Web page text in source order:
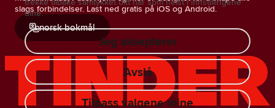
slags forbindelser. Last ned gratis på iOS og Android.
norsk bokmål
dine.
Jeg aksepterer
Avslå
Tilpass valgene mine